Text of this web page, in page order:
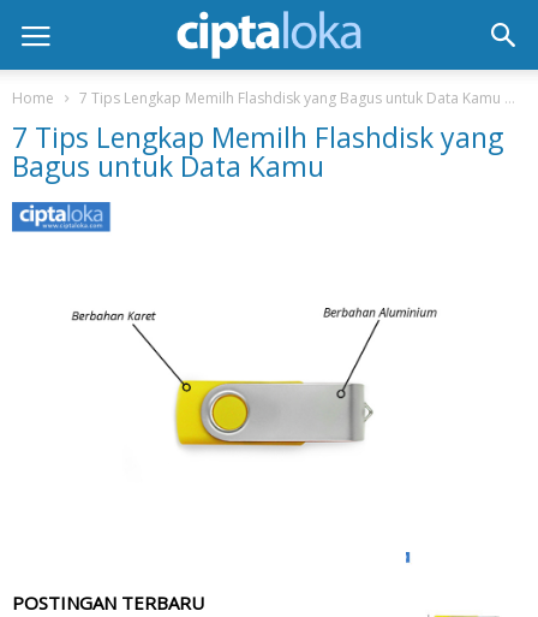
Home 7 Tips Lengkap Memilh Flashdisk yang Bagus untuk Data Kamu
7 Tips Lengkap Memilh Flashdisk yang
Bagus untuk Data Kamu
POSTINGAN TERBARU